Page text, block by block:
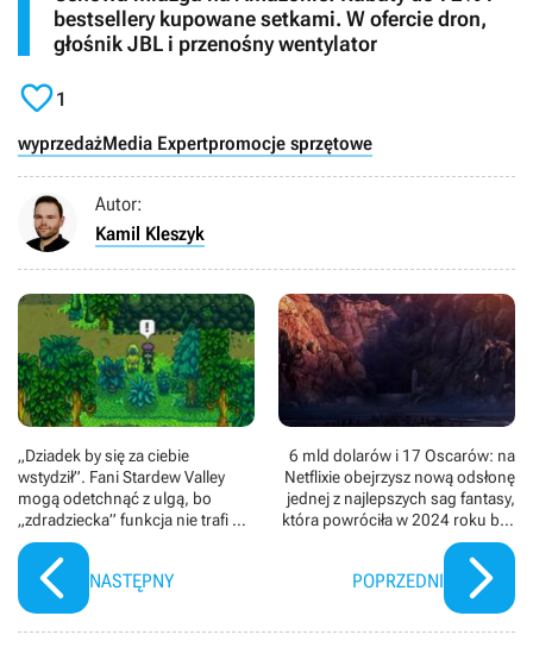
bestsellery kupowane setkami. W ofercie dron,
głośnik JBL i przenośny wentylator
1
wyprzedażMedia Expertpromocje sprzętowe
Autor:
Kamil Kleszyk
„Dziadek by się za ciebie
wstydził”. Fani Stardew Valley
mogą odetchnąć z ulgą, bo
„zdradziecka” funkcja nie trafi do
gry
NASTĘPNY
6 mld dolarów i 17 Oscarów: na
Netflixie obejrzysz nową odsłonę
jednej z najlepszych sag fantasy,
która powróciła w 2024 roku bez
większego sukcesu
POPRZEDNI